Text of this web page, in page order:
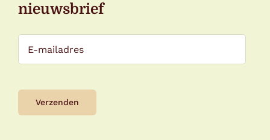
nieuwsbrief